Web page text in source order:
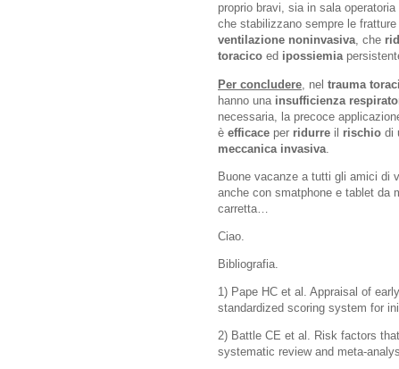
proprio bravi, sia in sala
che stabilizzano sempre le
ventilazione noninvasiva, che
toracico ed ipossiemia
Per concludere , nel trauma
hanno una insufficienza
necessaria, la precoce
è efficace per ridurre il rischio di
meccanica invasiva
Buone vacanze a tutti gli amici di
anche con smatphone e tablet da
carretta…
Ciao.
Bibliografia.
1) Pape HC et al. Appraisal of
standardized scoring system for
2) Battle CE et al. Risk factors
systematic review and meta-